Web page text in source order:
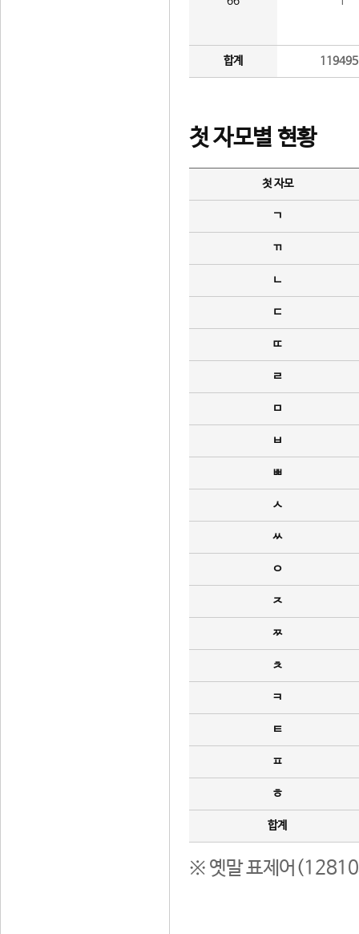
합계
첫 자모별 현황
첫 자모
ㄱ
ㄲ
ㄴ
ㄷ
ㄸ
ㄹ
ㅁ
ㅂ
ㅃ
ㅅ
ㅆ
ㅇ
ㅈ
ㅉ
ㅊ
ㅋ
ㅌ
ㅍ
ㅎ
합계
※ 옛말 표제어(12810